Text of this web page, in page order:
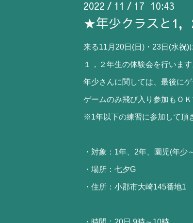
2022 / 11 / 17 10:43
★年少クラスと1
来る11月20日(日)・23日(水祝)
１，２年生の体験会を行います
年少さんに関しては、最後に
ゲームのみ飛び入り参加もＯＫ
※1年以下の練習に参加して頂
・対象：1年、2年、園児(年少
・場所：七夕G
・住所：小郡市大崎145番地1